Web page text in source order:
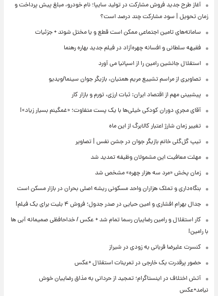
آغاز طرح جدید فروش مشارکت در تولید سایپا؛ نام خودرو، مبلغ پیش پرداخت و
زمان تحویل | سود مشارکت چند درصد است؟
سامانه‌های تامین اجتماعی ممکن است قطع و یا مختل شوند + جزئیات
فقیهه سلطانی و افسانه چهره‌آزاد در فیلم جدید بهاره رهنما
استقلال جانشین رامین را از اسپانیا می آورد
تصاویری از مراسم تشییع مریم همتیان، بازیگر جوان سینما/ویدیو
پیشبینی مهم از اقتصاد ایران: ثبات ارزی، تورم و بازار کار
آقای مجریِ دوران کودکی خیلی‌ها با یک پست متفاوت؛ «غمگینم بسیار زیاد»!
تغییر زمان شارژ اعتبار کالابرگ از این ماه
تیپ گل‌گلی خانم بازیگر جوان در جشن نفس | تصاویر
مهلت معافیت این مشمولان وظیفه تمدید شد
زمان پخش «مرد سه هزار چهره» مشخص شد
بنگاه‌داری و تملک هزاران واحد مسکونی ریشه اصلی بحران در بازار مسکن است
جدال بهرام افشاری و امین حیایی در صدر جدول؛ فروش ۴ بلیت برای یک فیلم!
کار استقلال و رامین رضاییان رسما تمام شد + عکس / خداحافظی صمیمانه آبی ها
با رامین!
کنسرت علیرضا قربانی به زودی در شیراز
حضور پرقدرت یک خارجی در تمرینات استقلال +عکس
آتش اختلاف در اینستاگرام؛ تمجید از حردانی به مذاق رضاییان خوش
نیامد+عکس